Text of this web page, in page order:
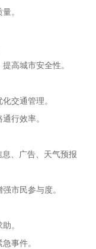
。
高城市安全性。
交通管理。
行效率。
、广告、天气预报
市民参与度。
。
事件。